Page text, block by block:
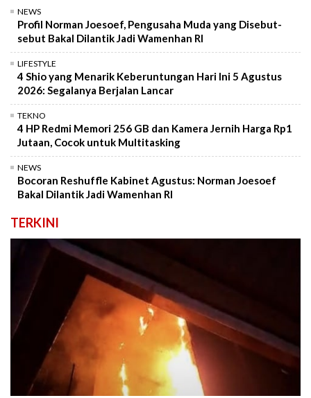
NEWS
Profil Norman Joesoef, Pengusaha Muda yang Disebut-
sebut Bakal Dilantik Jadi Wamenhan RI
LIFESTYLE
4 Shio yang Menarik Keberuntungan Hari Ini 5 Agustus
2026: Segalanya Berjalan Lancar
TEKNO
4 HP Redmi Memori 256 GB dan Kamera Jernih Harga Rp1
Jutaan, Cocok untuk Multitasking
NEWS
Bocoran Reshuffle Kabinet Agustus: Norman Joesoef
Bakal Dilantik Jadi Wamenhan RI
TERKINI